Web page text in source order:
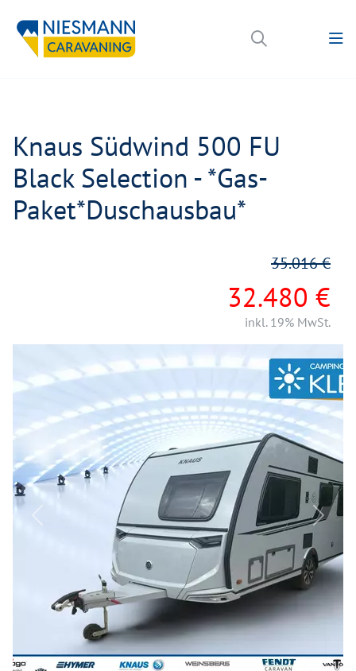
Knaus Südwind 500 FU
Black Selection - *Gas-
Paket*Duschausbau*
32.480 €
35.016 €
inkl. 19% MwSt.
Next